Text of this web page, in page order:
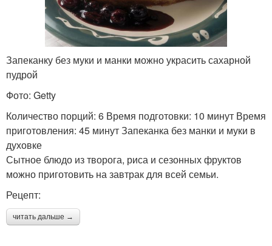
Запеканку без муки и манки можно украсить сахарной
пудрой
Фото: Getty
Количество порций: 6 Время подготовки: 10 минут Время
приготовления: 45 минут Запеканка без манки и муки в
духовке
Сытное блюдо из творога, риса и сезонных фруктов
можно приготовить на завтрак для всей семьи.
Рецепт:
читать дальше →